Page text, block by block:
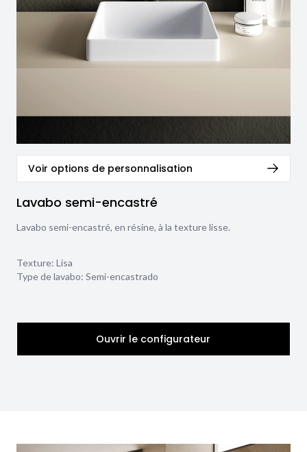
Voir options de personnalisation
Lavabo semi-encastré
Lavabo semi-encastré, en résine, à la texture lisse.
Texture: Lisa
Type de lavabo: Semi-encastrado
Ouvrir le configurateur